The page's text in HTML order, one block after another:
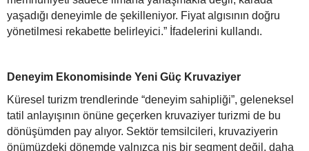
yaşadığı deneyimle de şekilleniyor. Fiyat algısının doğru
yönetilmesi rekabette belirleyici.” İfadelerini kullandı.
Deneyim Ekonomisinde Yeni Güç Kruvaziyer
Küresel turizm trendlerinde “deneyim sahipliği”, geleneksel
tatil anlayışının önüne geçerken kruvaziyer turizmi de bu
dönüşümden pay alıyor. Sektör temsilcileri, kruvaziyerin
önümüzdeki dönemde yalnızca niş bir segment değil, daha